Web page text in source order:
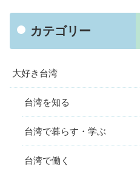
カテゴリー
大好き台湾
台湾を知る
台湾で暮らす・学ぶ
台湾で働く